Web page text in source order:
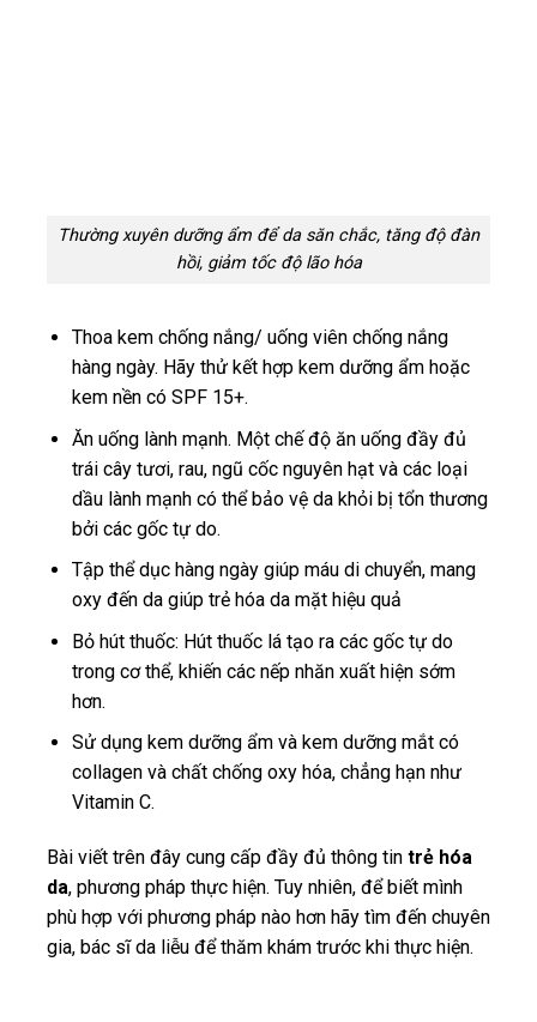
Thường xuyên dưỡng ẩm để da săn chắc, tăng độ đàn
hồi, giảm tốc độ lão hóa
Thoa kem chống nắng/ uống viên chống nắng
hàng ngày. Hãy thử kết hợp kem dưỡng ẩm hoặc
kem nền có SPF 15+.
Ăn uống lành mạnh. Một chế độ ăn uống đầy đủ
trái cây tươi, rau, ngũ cốc nguyên hạt và các loại
dầu lành mạnh có thể bảo vệ da khỏi bị tổn thương
bởi các gốc tự do.
Tập thể dục hàng ngày giúp máu di chuyển, mang
oxy đến da giúp trẻ hóa da mặt hiệu quả
Bỏ hút thuốc: Hút thuốc lá tạo ra các gốc tự do
trong cơ thể, khiến các nếp nhăn xuất hiện sớm
hơn.
Sử dụng kem dưỡng ẩm và kem dưỡng mắt có
collagen và chất chống oxy hóa, chẳng hạn như
Vitamin C.
Bài viết trên đây cung cấp đầy đủ thông tin trẻ hóa
da, phương pháp thực hiện. Tuy nhiên, để biết mình
phù hợp với phương pháp nào hơn hãy tìm đến chuyên
gia, bác sĩ da liễu để thăm khám trước khi thực hiện.